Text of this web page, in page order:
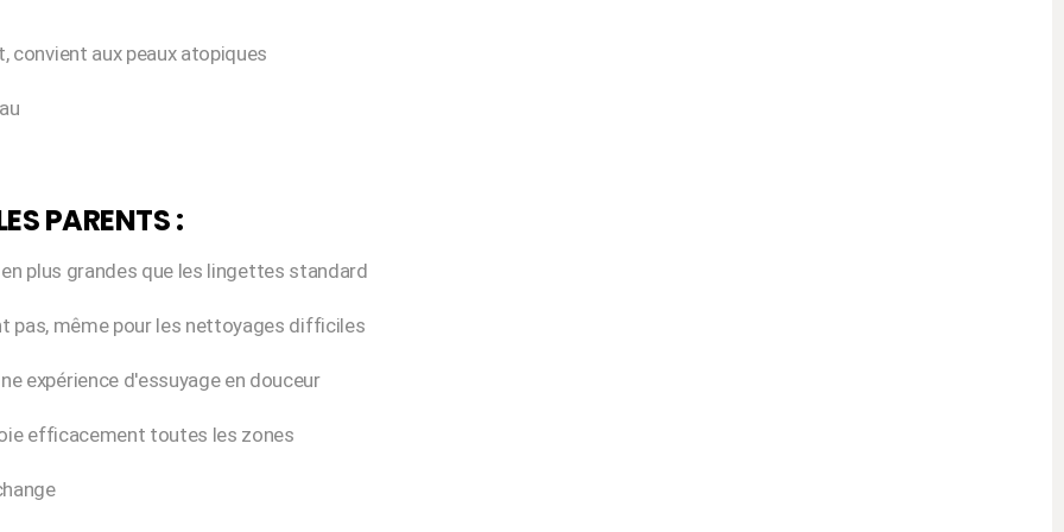
aux peaux atopiques
PARENTS :
plus grandes que les lingettes standard
pas, même pour les nettoyages difficiles
expérience d'essuyage en douceur
efficacement toutes les zones